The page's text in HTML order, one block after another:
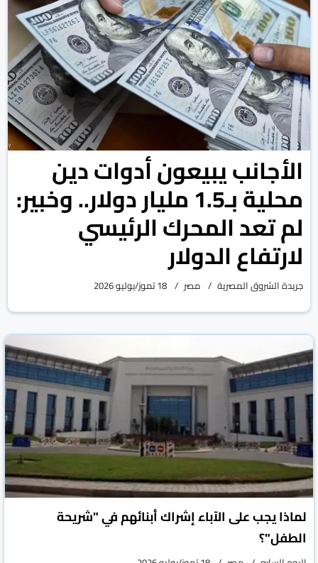
الأجانب يبيعون أدوات دين
محلية بـ1.5 مليار دولار.. وخبير:
لم تعد المحرك الرئيسي
لارتفاع الدولار
جريدة الشروق المصرية مصر 18 تموز/يوليو 2026
لماذا يجب على الآباء إشراك أبنائهم في "شريحة
الطفل"؟